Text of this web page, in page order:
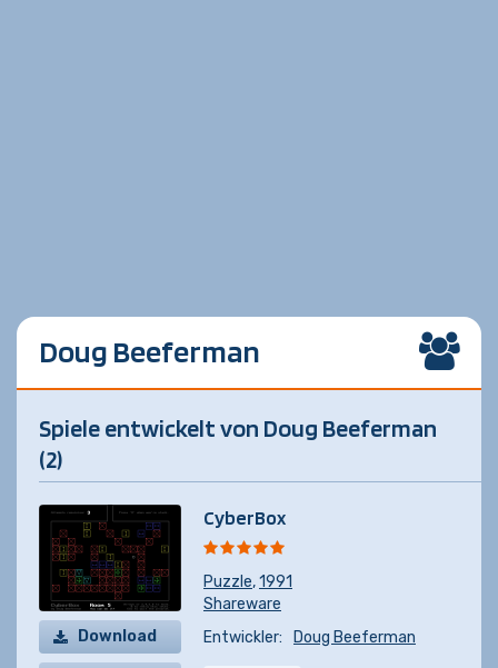
Doug Beeferman
Spiele entwickelt von Doug Beeferman
(2)
Download
CyberBox
Puzzle,1991
Shareware
Entwickler:
Doug Beeferman